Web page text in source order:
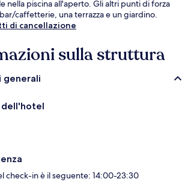
nella piscina all'aperto. Gli altri punti di forza
caffetterie, una terrazza e un giardino.
di cancellazione
sulla struttura
generali
dell'hotel
check-in è il seguente: 14:00-23:30